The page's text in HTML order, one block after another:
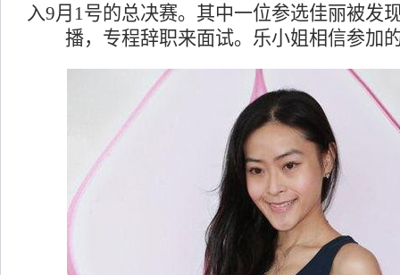
入9月1号的总决赛。其中一位参选佳丽被发
播，专程辞职来面试。乐小姐相信参加